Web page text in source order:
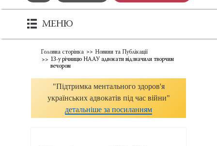
МЕНЮ
Головна сторінка
Новини та Публікації
13-у річницю НААУ адвокати відзначили творчим
вечором
"Підтримка ментального здоров'я
українських адвокатів під час війни"
детальніше за посиланням